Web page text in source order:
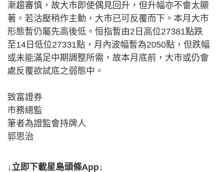
漸趨審慎，故大市即使偶見回升，但升幅亦不會太顯
著。若沽壓稍作主動，大市已可反覆而下。本月大市
形態暫仍屬先高後低。恒指暫由2日高位27381點跌
至14日低位27331點，月內波幅暫為2050點，但跌幅
或未能滿足中期調整所需，故本月底前，大市或仍會
處反覆欲試底之弱態中。
致富證券
市務總監
筆者為證監會持牌人
郭思治
↓立即下載星島頭條App↓